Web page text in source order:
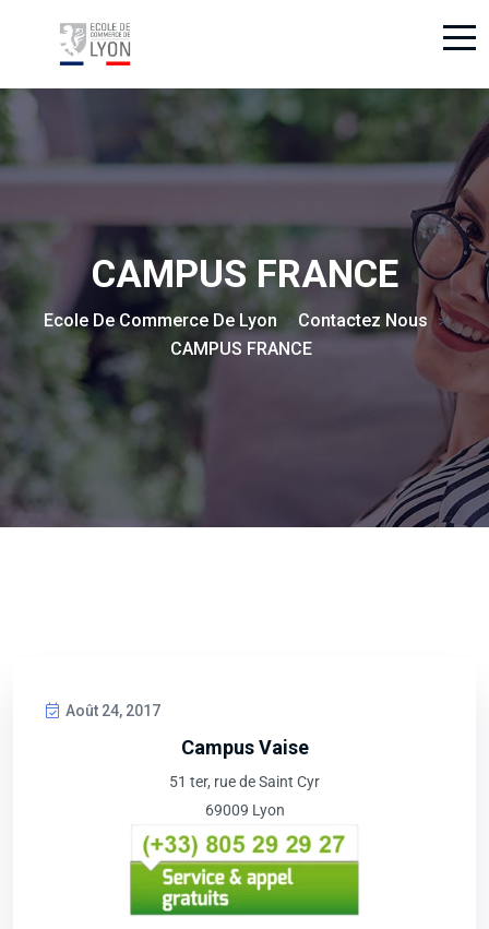
CAMPUS FRANCE
Ecole De Commerce De Lyon > Contactez Nous >
CAMPUS FRANCE
Août 24, 2017
Campus Vaise
51 ter, rue de Saint Cyr
69009 Lyon